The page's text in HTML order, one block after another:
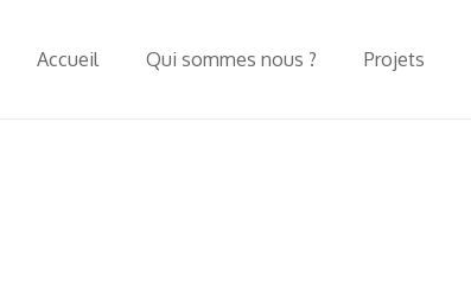
Accueil Qui sommes nous ? Projets